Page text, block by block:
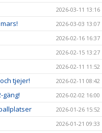
2026-03-11 13:16
2026-03-03 13:07
2026-02-16 16:37
2026-02-15 13:27
2026-02-11 11:52
tjejer! 2026-02-11 08:42
gäng! 2026-02-02 16:00
2026-01-26 15:52
2026-01-21 09:33